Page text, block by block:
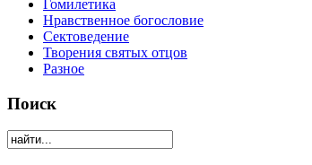
Гомилетика
Нравственное богословие
Сектоведение
Творения святых отцов
Разное
Поиск